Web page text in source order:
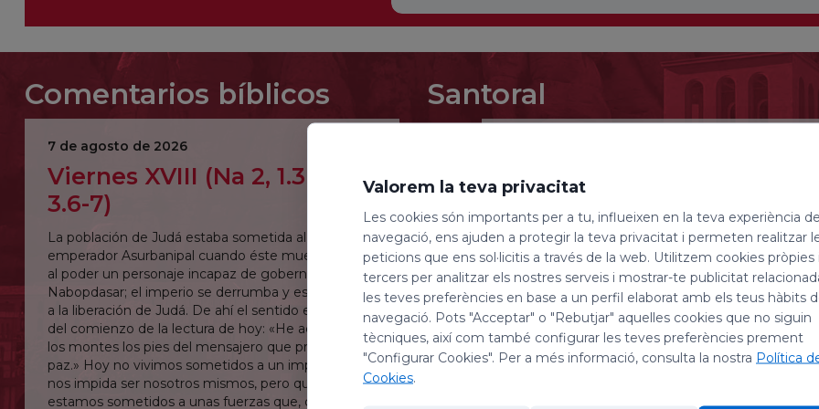
Comentarios bíblicos
7 de agosto de 2026
Viernes XVIII (Na 2, 1.3 – 3, 1-
3.6-7)
La población de Judá estaba sometida al
emperador Asurbanipal cuando éste muere y sube
al poder un personaje incapaz de gobernar:
Nabopdasar; el imperio se derrumba y esto dará pie
a la liberación de Judá. De ahí el sentido entusiasta
del comienzo de la lectura de hoy: «He aquí sobre
los montes los pies del mensajero que proclama la
paz.» Hoy no vivimos sometidos a un imperio que
nos impida ser nosotros mismos, pero quizás
estamos sometidos a unas fuerzas que, con más
Santoral
San Alberto de Sicilia,
Cayetano
Hoy, día 7 de agosto, celebramos la festividad de
papa, y sus compañeros mártires; y la de san
San Alberto de Sicilia, religioso
También llamado Alberto de Trápani, nació en
convento del Carmen que había cerca, y más
Carmelita. A lo largo de su vida convirtió a la
Valorem la teva privacitat
Les cookies són importants per a tu, influeixen en la teva experiència de
navegació, ens ajuden a protegir la teva privacitat i permeten realitzar
peticions que ens sol·licitis a través de la web. Utilitzem cookies pròpies
tercers per analitzar els nostres serveis i mostrar-te publicitat
les teves preferències en base a un perfil elaborat amb els teus hàbits
navegació. Pots "Acceptar" o "Rebutjar" aquelles cookies que no siguin
tècniques, així com també configurar les teves preferències prement
"Configurar Cookies". Per a més informació, consulta la nostra Política
Cookies.